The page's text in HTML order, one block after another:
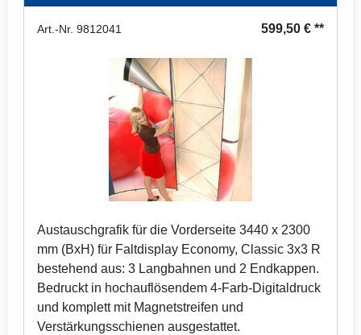
Art.-Nr. 9812041 599,50 € **
Austauschgrafik für die Vorderseite 3440 x 2300
mm (BxH) für Faltdisplay Economy, Classic 3x3 R
bestehend aus: 3 Langbahnen und 2 Endkappen.
Bedruckt in hochauflösendem 4-Farb-Digitaldruck
und komplett mit Magnetstreifen und
Verstärkungsschienen ausgestattet.